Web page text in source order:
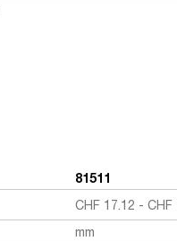
81511
CHF 17.12 -CHF
mm